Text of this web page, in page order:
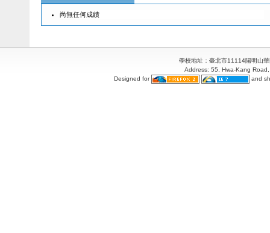
尚無任何成績
學校地址：臺北市11114陽明山
Address: 55, Hwa-Kang
Designed for
and